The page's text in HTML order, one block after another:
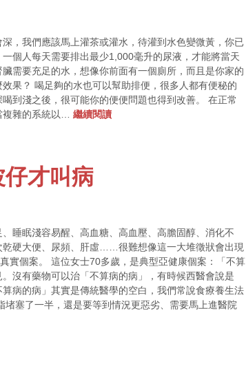
，我們應該馬上灌茶或灌水，待灌到水色變微黃，你已
個人每天需要排出最少1,000毫升的尿液，才能將當天
需要充足的水，想像你前面有一個廁所，而且是你家的
果？ 喝足夠的水也可以幫助排便，很多人都有便秘的
到淺之後，很可能你的便便問題也得到改善。 在正常
複雜的系統以… 繼續閱讀
才叫病
睡眠淺容易醒、高血糖、高血壓、高膽固醇、消化不
乾硬大便、尿頻、肝虛……很難想像這一大堆徵狀會出現
實個案。 這位女士70多歲，是典型亞健康個案：「不算
沒有藥物可以治「不算病的病」，有時候西醫會說是
算病的病」其實是傳統醫學的空白，我們常說食療養生法
塞了一半，還是要等到情況更惡劣、需要馬上進醫院